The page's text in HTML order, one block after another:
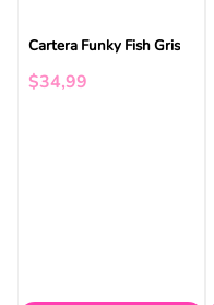
Cartera Funky Fish Gris
$34,99